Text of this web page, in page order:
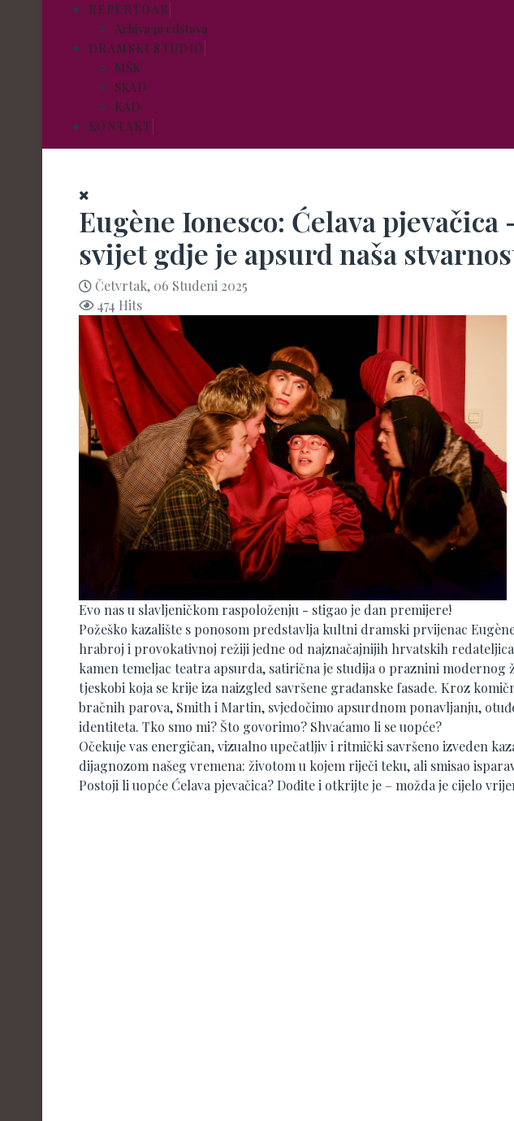
REPERTOAR
Arhiva predstava
DRAMSKI STUDIO
MŠK
SKAD
KAD
KONTAKT
Eugène Ionesco: Ćelava
svijet gdje je apsurd naša
Četvrtak, 06 Studeni 2025
474 Hits
Evo nas u slavljeničkom raspoloženju - stigao je dan premijere!
Požeško kazalište s ponosom predstavlja kultni dramski prvijenac
hrabroj i provokativnoj režiji jedne od najznačajnijih hrvatskih
kamen temeljac teatra apsurda, satirična je studija o praznini modernog
tjeskobi koja se krije iza naizgled savršene građanske fasade. Kroz
bračnih parova, Smith i Martin, svjedočimo apsurdnom ponavljanju,
identiteta. Tko smo mi? Što govorimo? Shvaćamo li se uopće?
​Očekuje vas energičan, vizualno upečatljiv i ritmički savršeno izveden
dijagnozom našeg vremena: životom u kojem riječi teku, ali smisao
Postoji li uopće Ćelava pjevačica? Dođite i otkrijte je – možda je cijelo